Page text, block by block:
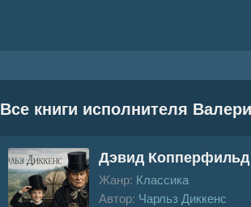
Все книги исполнителя
Дэвид Копперфильд
Жанр: Классика
Автор: Чарльз Диккенс